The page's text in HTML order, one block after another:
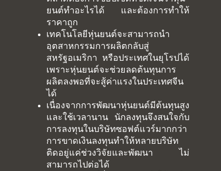
ยนต์ทำอะไรได้ และต้องการทำให้
ราคาถูก
เทคโนโลยีหุ่นยนต์จะสามารถนำ
อุตสาหกรรมการผลิตกลับสู่
สหรัฐอเมริกา หรือประเทศในยุโรปได้
เพราะหุ่นยนต์จะช่วยลดต้นทุนการ
ผลิตลงพอที่จะสู้ค่าแรงในประเทศจีน
ได้
เนื่องจากการพัฒนาหุ่นยนต์มีต้นทุนสูง
และใช้เวลานาน นักลงทุนจึงสนใจกับ
การลงทุนในบริษัทซอฟต์แวร์มากกว่า
การขาดเงินลงทุนทำให้หลายบริษัท
ติดอยู่แค่ช่วงวิจัยและพัฒนา ไม่
สามารถไปต่อได้
Home